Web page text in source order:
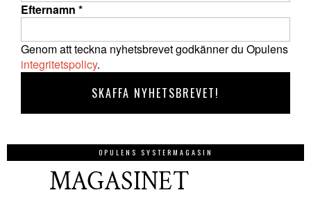
Efternamn *
Genom att teckna nyhetsbrevet godkänner du Opulens
integritetspolicy.
OPULENS SYSTERMAGASIN